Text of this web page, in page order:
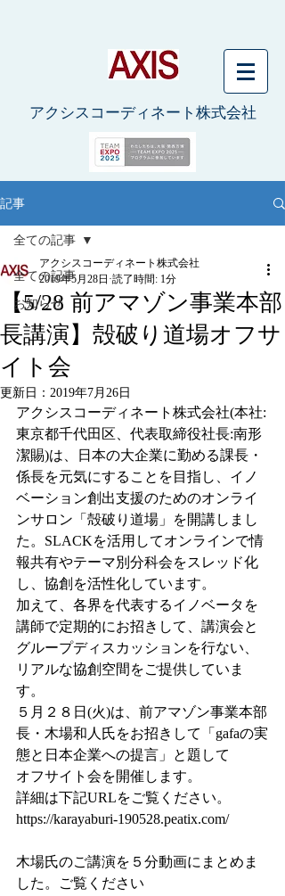
アクシスコーディネート株式会社
記事
全ての記事
お知らせ
全ての記事
【5/28 前アマゾン事業本部
長講演】殻破り道場オフサ
イト会
アクシスコーディネート株式会社
2019年5月28日 読了時間: 1分
更新日： 2019年7月26日
アクシスコーディネート株式会社(本社:
東京都千代田区、代表取締役社長:南形
潔賜)は、日本の大企業に勤める課長・
係長を元気にすることを目指し、イノ
ベーション創出支援のためのオンライ
ンサロン「殻破り道場」を開講しまし
た。SLACKを活用してオンラインで情
報共有やテーマ別分科会をスレッド化
し、協創を活性化しています。
加えて、各界を代表するイノベータを
講師で定期的にお招きして、講演会と
グループディスカッションを行ない、
リアルな協創空間をご提供していま
す。
５月２８日(火)は、前アマゾン事業本部
長・木場和人氏をお招きして「gafaの実
態と日本企業への提言」と題して
オフサイト会を開催します。
詳細は下記URLをご覧ください。
https://karayaburi-190528.peatix.com/
木場氏のご講演を５分動画にまとめま
した。ご覧ください